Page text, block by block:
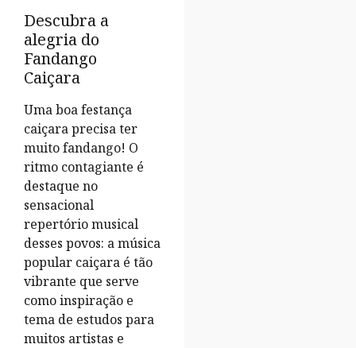
Descubra a
alegria do
Fandango
Caiçara
Uma boa festança
caiçara precisa ter
muito fandango! O
ritmo contagiante é
destaque no
sensacional
repertório musical
desses povos: a música
popular caiçara é tão
vibrante que serve
como inspiração e
tema de estudos para
muitos artistas e